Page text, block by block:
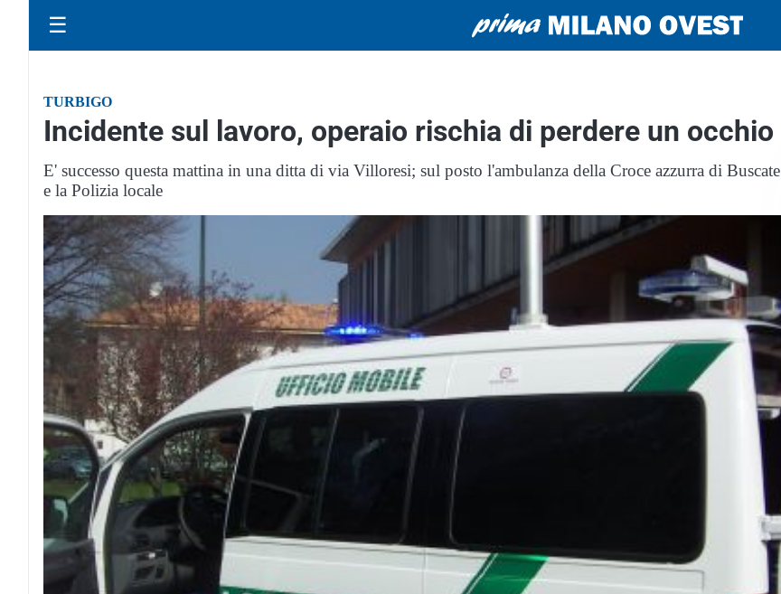
☰
TURBIGO
Incidente sul lavoro, operaio rischia di perdere un occhio
E' successo questa mattina in una ditta di via Villoresi; sul posto l'ambulanza della Croce azzurra di Buscate
e la Polizia locale